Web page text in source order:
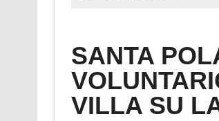
SANTA
VILLA SU